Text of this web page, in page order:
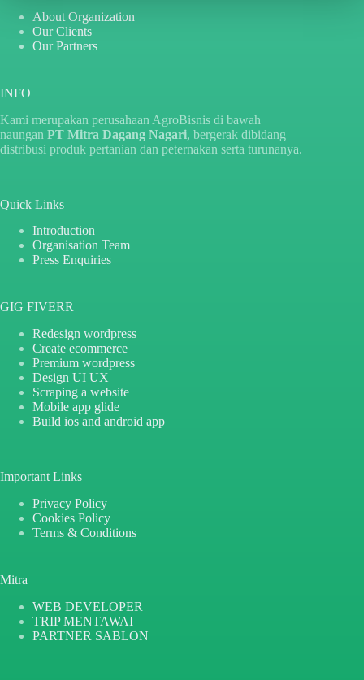
About Organization
Our Clients
Our Partners
INFO
Kami merupakan perusahaan AgroBisnis di bawah
naungan PT Mitra Dagang Nagari, bergerak dibidang
distribusi produk pertanian dan peternakan serta turunanya.
Quick Links
Introduction
Organisation Team
Press Enquiries
GIG FIVERR
Redesign wordpress
Create ecommerce
Premium wordpress
Design UI UX
Scraping a website
Mobile app glide
Build ios and android app
Important Links
Privacy Policy
Cookies Policy
Terms & Conditions
Mitra
WEB DEVELOPER
TRIP MENTAWAI
PARTNER SABLON